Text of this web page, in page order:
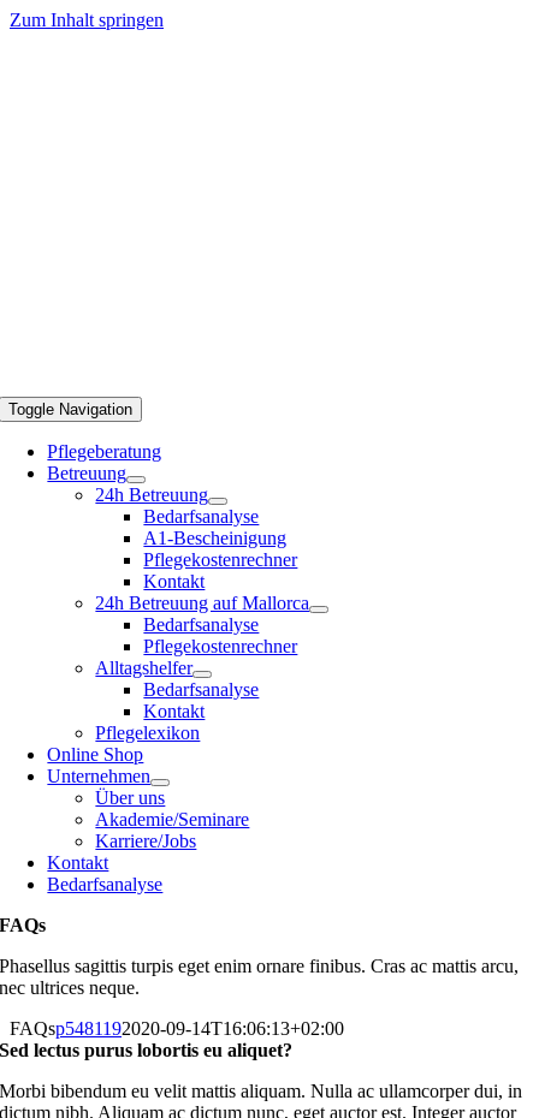
Zum Inhalt springen
Toggle Navigation
Pflegeberatung
Betreuung
24h Betreuung
Bedarfsanalyse
A1-Bescheinigung
Pflegekostenrechner
Kontakt
24h Betreuung auf Mallorca
Bedarfsanalyse
Pflegekostenrechner
Alltagshelfer
Bedarfsanalyse
Kontakt
Pflegelexikon
Online Shop
Unternehmen
Über uns
Akademie/Seminare
Karriere/Jobs
Kontakt
Bedarfsanalyse
FAQs
Phasellus sagittis turpis eget enim ornare finibus. Cras ac mattis arcu,
nec ultrices neque.
FAQsp5481192020-09-14T16:06:13+02:00
Sed lectus purus lobortis eu aliquet?
Morbi bibendum eu velit mattis aliquam. Nulla ac ullamcorper dui, in
dictum nibh. Aliquam ac dictum nunc, eget auctor est. Integer auctor